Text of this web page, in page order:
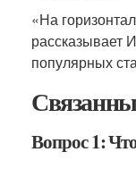
«На
рассказывает
популярных
Вопрос 1: